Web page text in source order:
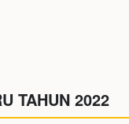
TAHUN 2022